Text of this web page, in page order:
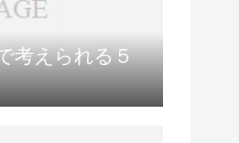
考えられる５